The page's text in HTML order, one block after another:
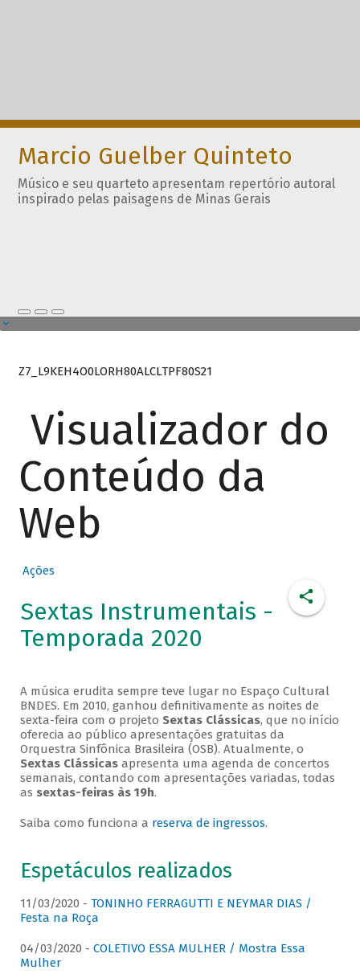
Marcio Guelber Quinteto
Músico e seu quarteto apresentam repertório autoral
inspirado pelas paisagens de Minas Gerais
Z7_L9KEH4O0LORH80ALCLTPF80S21
Visualizador do
Conteúdo da
Web
Ações
Sextas Instrumentais -
Temporada 2020
A música erudita sempre teve lugar no Espaço Cultural
BNDES. Em 2010, ganhou definitivamente as noites de
sexta-feira com o projeto Sextas Clássicas, que no início
oferecia ao público apresentações gratuitas da
Orquestra Sinfônica Brasileira (OSB). Atualmente, o
Sextas Clássicasapresenta uma agenda de concertos
semanais, contando com apresentações variadas, todas
as sextas-feiras às 19h.
Saiba como funciona a reserva de ingressos.
Espetáculos realizados
11/03/2020 - TONINHO FERRAGUTTI E NEYMAR DIAS /
Festa na Roça
04/03/2020 - COLETIVO ESSA MULHER / Mostra Essa
Mulher